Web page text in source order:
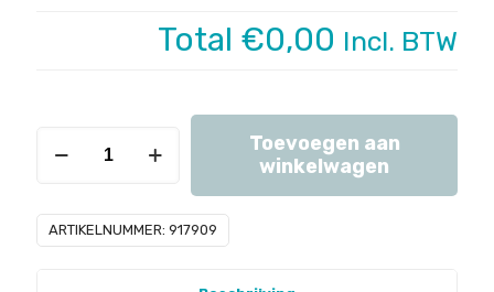
Total €0,00 Incl. BTW
Toevoegen aan
winkelwagen
ARTIKELNUMMER: 917909